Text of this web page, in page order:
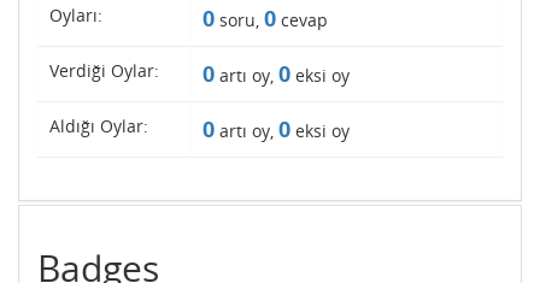
Oyları: 0 soru, 0 cevap
Verdiği Oylar: 0 artı oy, 0 eksi oy
Aldığı Oylar: 0 artı oy, 0 eksi oy
Badges